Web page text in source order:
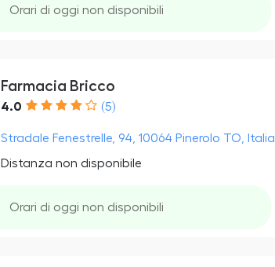
Orari di oggi non disponibili
Farmacia Bricco
4.0 (5)
Stradale Fenestrelle, 94, 10064 Pinerolo TO, Italia
Distanza non disponibile
Orari di oggi non disponibili